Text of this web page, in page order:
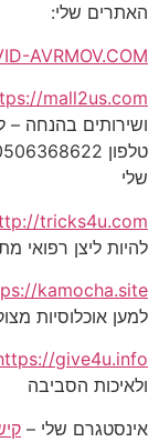
האתרים שלי:
AVRMOV.COM
mall2us.com/
שלי
tricks4u.com/
להיות ליצן רפואי
kamocha.site/
למען אוכלוסיות
give4u.info/
ולאיכות הסביבה
אינסטגרם שלי –